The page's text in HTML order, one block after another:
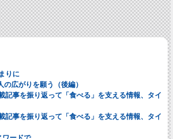
りに
の広がりを願う（後編）
記事を振り返って 「食べる」を支える情報、タイ
記事を振り返って 「食べる」を支える情報、タイ